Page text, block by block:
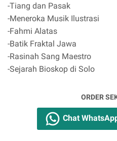
-Tiang dan Pasak
-Meneroka Musik Ilustrasi
-Fahmi Alatas
-Batik Fraktal Jawa
-Rasinah Sang Maestro
-Sejarah Bioskop di Solo
ORDER
Chat